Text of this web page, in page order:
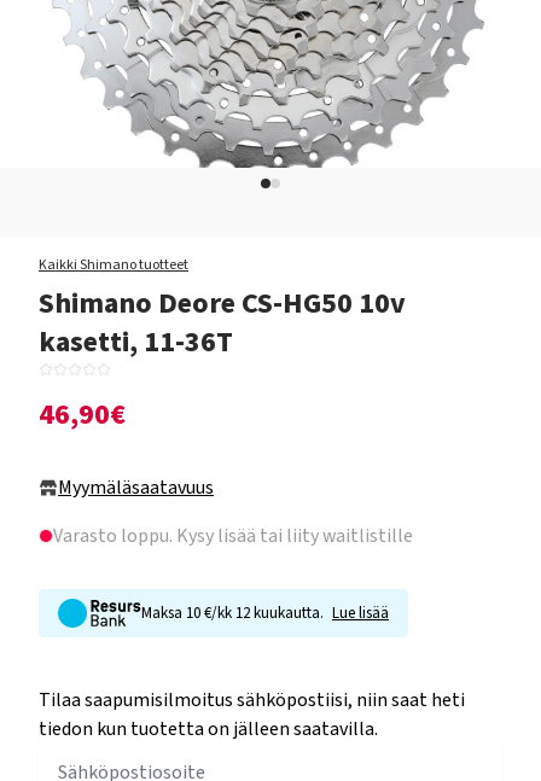
Kaikki Shimano tuotteet
Shimano Deore CS-HG50 10v
kasetti, 11-36T
46,90€
Myymäläsaatavuus
Varasto loppu. Kysy lisää tai liity waitlistille
Maksa 10 €/kk 12 kuukautta. Lue lisää
Tilaa saapumisilmoitus sähköpostiisi, niin saat heti
tiedon kun tuotetta on jälleen saatavilla.